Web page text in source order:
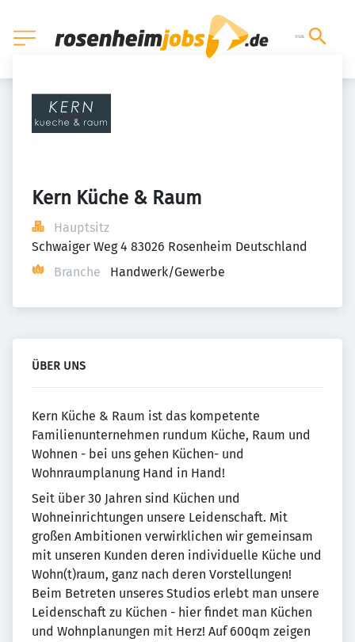
Kern Küche & Raum
Hauptsitz
Schwaiger Weg 4 83026 Rosenheim Deutschland
Branche
Handwerk/Gewerbe
ÜBER UNS
Kern Küche & Raum ist das kompetente
Familienunternehmen rundum Küche, Raum und
Wohnen - bei uns gehen Küchen- und
Wohnraumplanung Hand in Hand!
Seit über 30 Jahren sind Küchen und
Wohneinrichtungen unsere Leidenschaft. Mit
großen Ambitionen verwirklichen wir gemeinsam
mit unseren Kunden deren individuelle Küche und
Wohn(t)raum, ganz nach deren Vorstellungen!
Beim Betreten unseres Studios erlebt man unsere
Leidenschaft zu Küchen - hier findet man Küchen
und Wohnplanungen mit Herz! Auf 600qm zeigen